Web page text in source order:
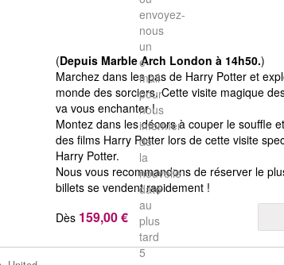
envoyez-
nous
un
e-
mail
pour
nous
informer
de
la
nouvelle
date
au
plus
tard
5
(Depuis Marble Arch London à 14h50.)
Marchez dans les pas de Harry Potter et
monde des sorciers. Cette visite magique
va vous enchanter !
Montez dans les décors à couper le souffle
des films Harry Potter lors de cette visite
Harry Potter.
Nous vous recommandons de réserver le
billets se vendent rapidement !
Dès 159,00 €